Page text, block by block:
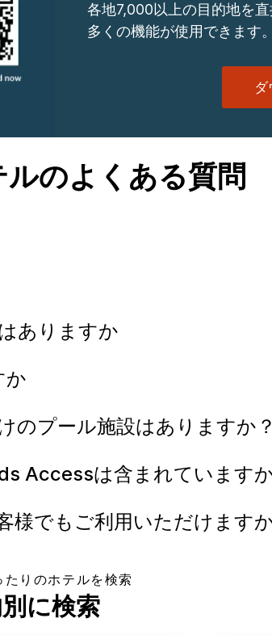
各地7,000以上の目的地を
多くの機能が使用できます。
ダ
のよくある質問
ありますか
か
のプール施設はありますか？
Accessは含まれています
様でもご利用いただけます
たりのホテルを検索
別に検索